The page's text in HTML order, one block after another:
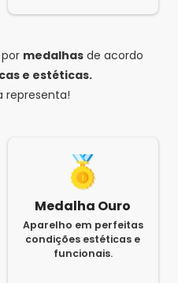
possui. Atenciosamente,
medalhas de acordo
e estéticas.
representa!
Medalha Ouro
Aparelho em perfeitas
condições estéticas e
funcionais.